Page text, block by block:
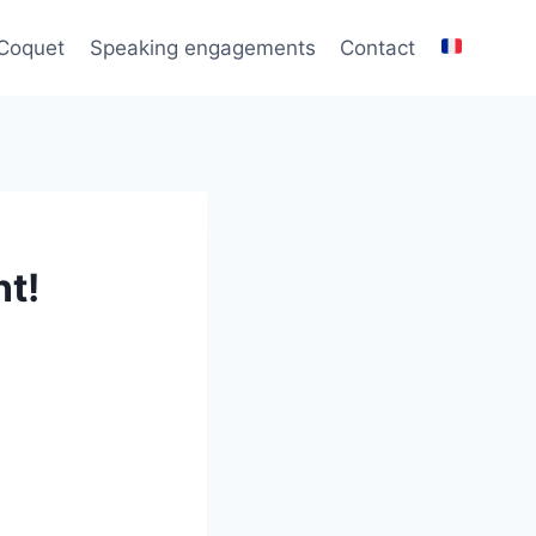
Speaking engagements Contact